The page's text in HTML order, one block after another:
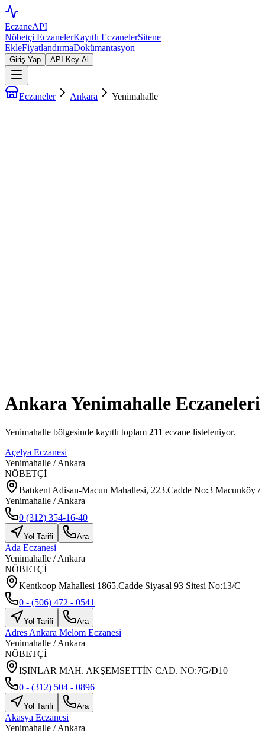
EczaneAPI
Nöbetçi EczanelerKayıtlı EczanelerSitene
EkleFiyatlandırmaDokümantasyon
Giriş Yap API Key Al
Eczaneler Ankara Yenimahalle
Ankara Yenimahalle Eczaneleri
Yenimahalle bölgesinde kayıtlı toplam 211 eczane listeleniyor.
Açelya Eczanesi
Yenimahalle /Ankara
NÖBETÇİ
Batıkent Adisan-Macun Mahallesi, 223.Cadde No:3 Macunköy /
Yenimahalle / Ankara
0 (312) 354-16-40
Yol Tarifi Ara
Ada Eczanesi
Yenimahalle /Ankara
NÖBETÇİ
Kentkoop Mahallesi 1865.Cadde Siyasal 93 Sitesi No:13/C
0 - (506) 472 - 0541
Yol Tarifi Ara
Adres Ankara Melom Eczanesi
Yenimahalle /Ankara
NÖBETÇİ
IŞINLAR MAH. AKŞEMSETTİN CAD. NO:7G/D10
0 - (312) 504 - 0896
Yol Tarifi Ara
Akasya Eczanesi
Yenimahalle /Ankara